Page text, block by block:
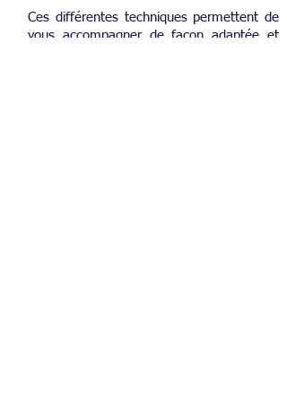
Ces différentes techniques permettent de
vous accompagner de façon adaptée et